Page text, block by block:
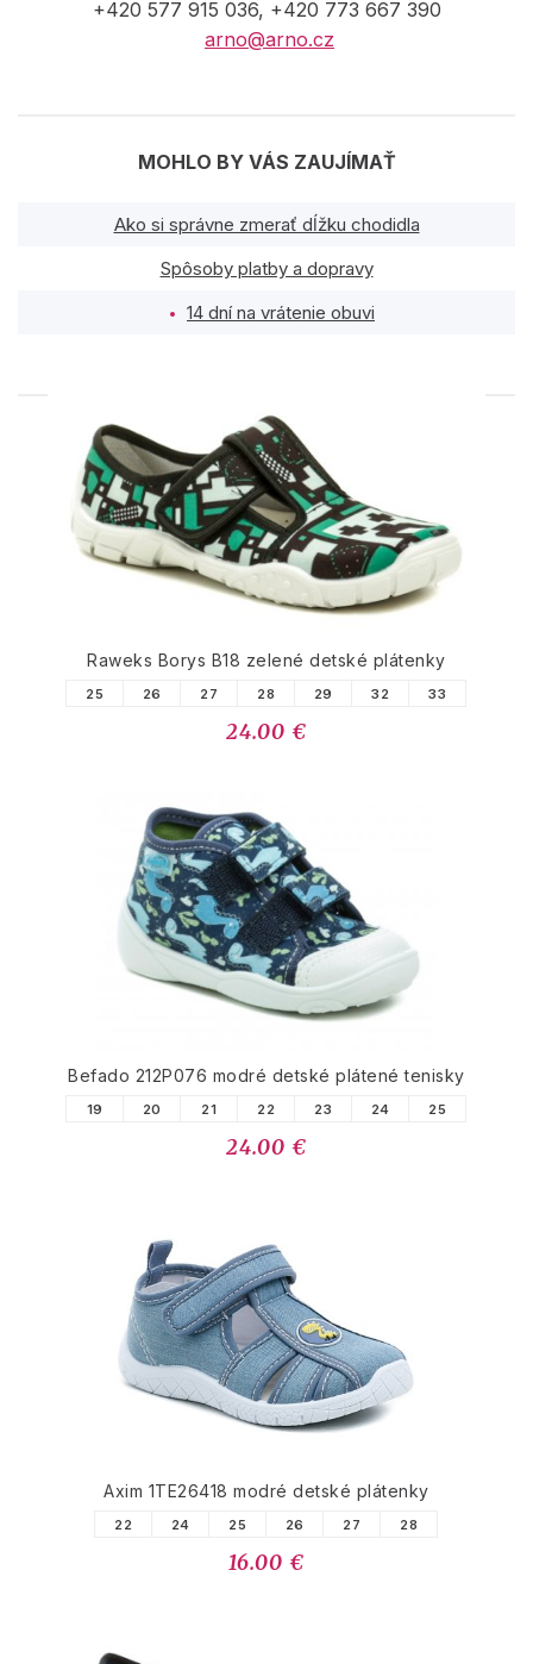
+420 577 915 036, +420 773 667 390
arno@arno.cz
MOHLO BY VÁS ZAUJÍMAŤ
Ako si správne zmerať dĺžku chodidla
Spôsoby platby a dopravy
14 dní na vrátenie obuvi
PODOBNÉ PRODUKTY
Raweks Borys B18 zelené detské plátenky
25 26 27 28 29 32 33
24.00 €
Befado 212P076 modré detské plátené tenisky
19 20 21 22 23 24 25
24.00 €
Axim 1TE26418 modré detské plátenky
22 24 25 26 27 28
16.00 €